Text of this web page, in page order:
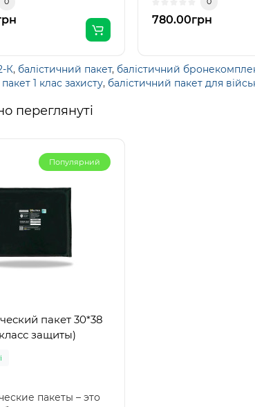
780.00грн
К, балістичний пакет, балістичний
1 клас захисту, балістичний пакет для
переглянуті
Популярний
пакет 30*38
защиты)
пакеты – это